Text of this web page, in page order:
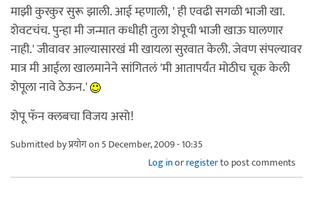
माझी कुरकुर सुरू झाली. आई म्हणाली, ' ही एवढी सगळी भाजी खा.
शेवटचंच. पुन्हा मी जन्मात कधीही तुला शेपूची भाजी खाऊ घालणार
नाही.' जीवावर आल्यासारखं मी खायला सुरवात केली. जेवण संपल्यावर
मात्र मी आईला खालमानेने सांगितलं 'मी आतापर्यंत मोठीच चूक केली
शेपूला नावे ठेऊन.'
शेपू फॅन क्लबचा विजय असो!
Submitted byप्रयोगon 5 December, 2009 - 10:35
Log inorregisterto post comments